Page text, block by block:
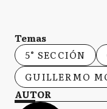
Temas
5° SECCIÓN
GUILLERMO
AUTOR